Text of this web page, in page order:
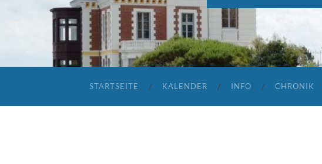
STARTSEITE KALENDER INFO CHRONIK